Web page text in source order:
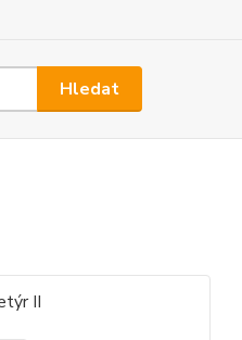
Hledat